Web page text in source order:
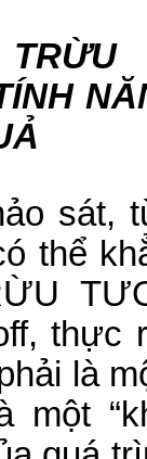
sát,
thể
thực
là